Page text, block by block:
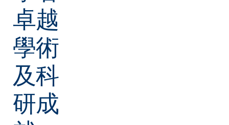
卓越
學術
及科
研成